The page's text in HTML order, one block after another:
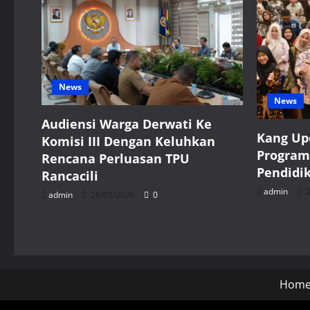
News
Audiensi Warga Derwati Ke
Komisi III Dengan Keluhkan
Rencana Perluasan TPU
Rancacili
admin 26/05/2026 0
News
Kang
admin